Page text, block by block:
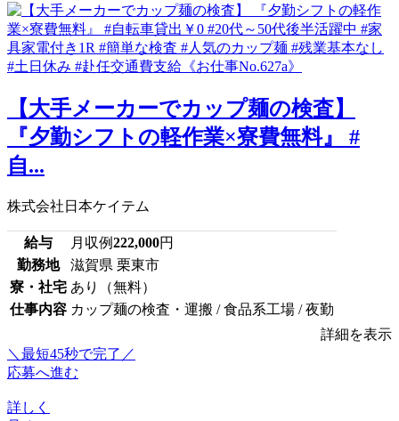
【大手メーカーでカップ麺の検査】
『夕勤シフトの軽作業×寮費無料』 #
自...
株式会社日本ケイテム
給与 月収例222,000円
勤務地
滋賀県 栗東市
寮・社宅 あり（無料）
仕事内容 カップ麺の検査・運搬 / 食品系工場 / 夜勤
詳細を表示
＼最短45秒で完了／
応募へ進む
詳しく